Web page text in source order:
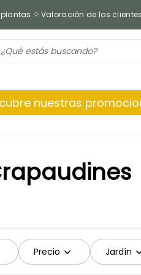
Valoración de los
nuestras
Precio Jardín